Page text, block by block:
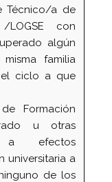
Técnico/a de
LOGSE con
algún
familia
ciclo a que
Formación
u otras
a efectos
universitaria a
de los